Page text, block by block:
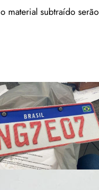
material subtraído serão